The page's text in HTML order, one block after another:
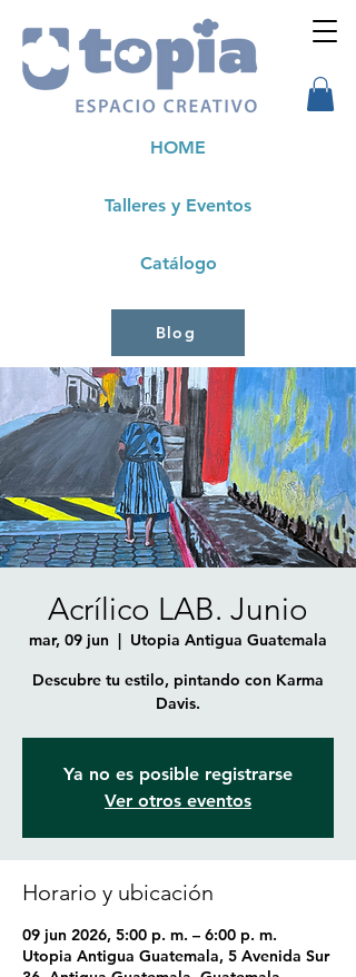
Talleres y Eventos
HOME
Catálogo
Blog
Acrílico LAB. Junio
mar, 09 jun
  |
Utopia Antigua Guatemala
Descubre tu estilo, pintando con Karma
Davis.
Ya no es posible registrarse
Ver otros eventos
Horario y ubicación
09 jun 2026, 5:00 p. m. – 6:00 p. m.
Utopia Antigua Guatemala, 5 Avenida Sur